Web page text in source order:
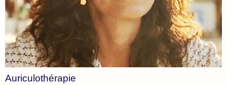
Auriculothérapie